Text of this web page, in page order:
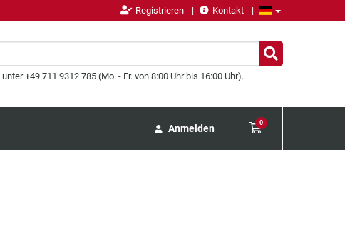
Registrieren Kontakt
+49 711 9312 785 (Mo. - Fr. von 8:00 Uhr bis 16:00 Uhr).
0
Anmelden